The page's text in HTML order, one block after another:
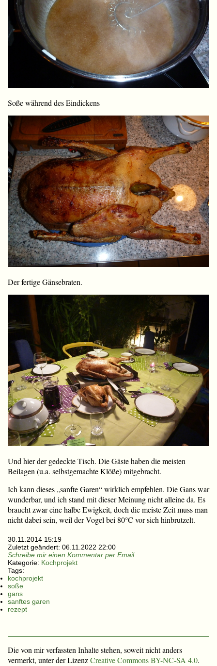
Soße während des Eindickens
Der fertige Gänsebraten.
Und hier der gedeckte Tisch. Die Gäste haben die meisten
Beilagen (u.a. selbstgemachte Klöße) mitgebracht.
Ich kann dieses „sanfte Garen“ wirklich empfehlen. Die Gans war
wunderbar, und ich stand mit dieser Meinung nicht alleine da. Es
braucht zwar eine halbe Ewigkeit, doch die meiste Zeit muss man
nicht dabei sein, weil der Vogel bei 80°C vor sich hinbrutzelt.
30.11.2014 15:19
Zuletzt geändert: 06.11.2022 22:00
Schreibe mir einen Kommentar per Email
Kategorie: Kochprojekt
Tags:
kochprojekt
soße
gans
sanftes garen
rezept
Die von mir verfassten Inhalte stehen, soweit nicht anders
vermerkt, unter der LizenzCreative Commons BY-NC-SA 4.0.